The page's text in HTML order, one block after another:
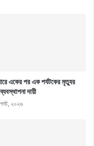
একের পর এক পর্যটকের মৃত্যুর
দায়ী
২০২৬